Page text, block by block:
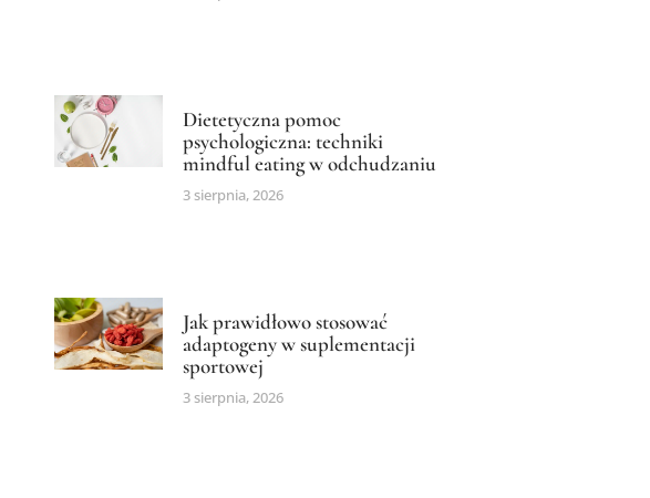
Dietetyczna pomoc
psychologiczna: techniki
mindful eating w odchudzaniu
3 sierpnia, 2026
Jak prawidłowo stosować
adaptogeny w suplementacji
sportowej
3 sierpnia, 2026